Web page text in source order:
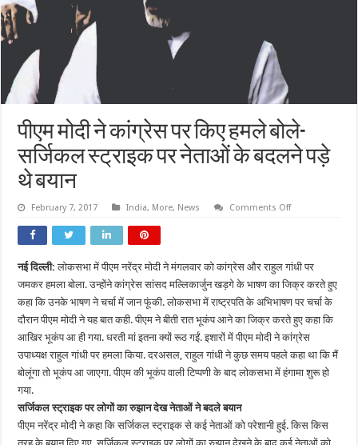
पीएम मोदी ने कांग्रेस पर किए हमले बोले-
सर्जिकल स्ट्राइक पर नेताओं के बदलने पड़े
थे बयान
February 7, 2017 India, More, News Comments Offon
किए
हमले
बोले-
सर्जिकल
पर
नेताओं
के
बदलने
पड़े
थे
नई दिल्ली: लोकसभा में पीएम नरेंद्र मोदी ने मंगलवार को कांग्रेस और राहुल गांधी पर
जमकर हमला बोला. उन्होंने कांग्रेस सांसद मल्लिकार्जुन खड़गे के भाषण का जिक्र करते हुए
कहा कि उनके भाषण ने चर्चा में जान फूंकी. लोकसभा में राष्ट्रपति के अभिभाषण पर चर्चा के
दौरान पीएम मोदी ने यह बात कही. पीएम ने बीती रात भूकंप आने का जिक्र करते हुए कहा कि
आखिर भूकंप आ ही गया. धरती मां इतना क्यों रूठ गईं. इशारों में पीएम मोदी ने कांग्रेस
उपाध्यक्ष राहुल गांधी पर हमला किया. दरअसल, राहुल गांधी ने कुछ समय पहले कहा था कि मैं
बोलूंगा तो भूकंप आ जाएगा. पीएम की भूकंप वाली टिप्पणी के बाद लोकसभा में हंगामा शुरू हो
गया.
सर्जिकल स्ट्राइक पर लोगों का रुझान देख नेताओं ने बदले बयान
पीएम नरेंद्र मोदी ने कहा कि सर्जिकल स्ट्राइक से कई नेताओं को परेशानी हुई. किस किस